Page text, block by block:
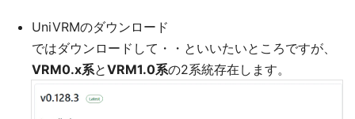
UniVRMのダウンロード
ではダウンロードして・・といいたいところですが、
VRM0.x系とVRM1.0系の2系統存在します。